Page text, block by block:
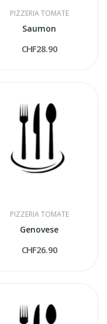
PIZZERIA TOMATE
Saumon
CHF28.90
PIZZERIA TOMATE
Genovese
CHF26.90